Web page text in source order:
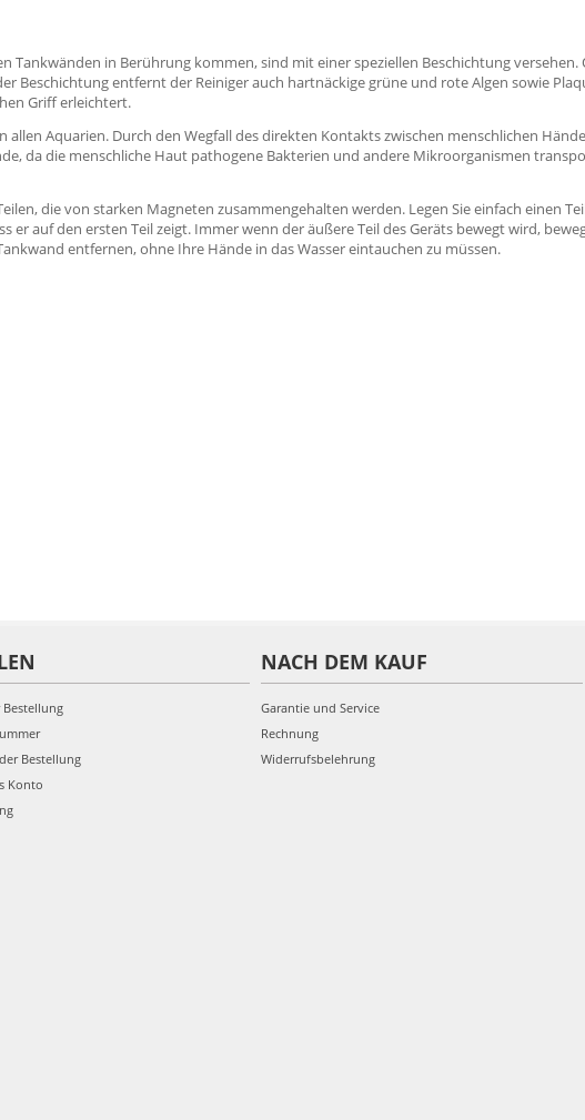
Tankwänden in Berührung kommen, sind mit einer speziellen Beschichtung
Beschichtung entfernt der Reiniger auch hartnäckige grüne und rote Algen sowie
Griff erleichtert.
Aquarien. Durch den Wegfall des direkten Kontakts zwischen menschlichen
da die menschliche Haut pathogene Bakterien und andere Mikroorganismen
die von starken Magneten zusammengehalten werden. Legen Sie einfach einen
er auf den ersten Teil zeigt. Immer wenn der äußere Teil des Geräts bewegt wird,
entfernen, ohne Ihre Hände in das Wasser eintauchen zu müssen.
Bestellung
Bestellung
Konto
NACH DEM KAUF
Garantie und Service
Rechnung
Widerrufsbelehrung